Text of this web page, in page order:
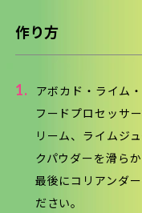
作り方
1.
アボカド・ライム
フードプロセッサ
リーム、ライムジ
クパウダーを滑ら
最後にコリアンダ
ださい。